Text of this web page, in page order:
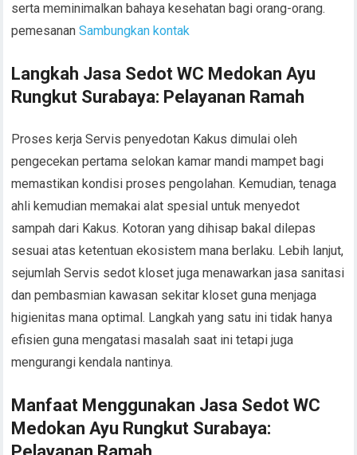
serta meminimalkan bahaya kesehatan bagi orang-orang.
pemesananSambungkan kontak
Langkah Jasa Sedot WC Medokan Ayu
Rungkut Surabaya: Pelayanan Ramah
Proses kerja Servis penyedotan Kakus dimulai oleh
pengecekan pertama selokan kamar mandi mampet bagi
memastikan kondisi proses pengolahan. Kemudian, tenaga
ahli kemudian memakai alat spesial untuk menyedot
sampah dari Kakus. Kotoran yang dihisap bakal dilepas
sesuai atas ketentuan ekosistem mana berlaku. Lebih lanjut,
sejumlah Servis sedot kloset juga menawarkan jasa sanitasi
dan pembasmian kawasan sekitar kloset guna menjaga
higienitas mana optimal. Langkah yang satu ini tidak hanya
efisien guna mengatasi masalah saat ini tetapi juga
mengurangi kendala nantinya.
Manfaat Menggunakan Jasa Sedot WC
Medokan Ayu Rungkut Surabaya: